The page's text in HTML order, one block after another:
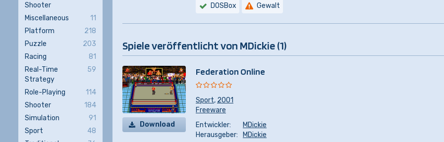
DOSBox Gewalt
Spiele veröffentlicht von MDickie (1)
Download
Federation Online
Sport, 2001
Freeware
Entwickler:
MDickie
Herausgeber:
MDickie
Shooter
Miscellaneous
11
Platform
218
Puzzle
203
Racing
81
Real-Time
Strategy
59
Role-Playing
114
Shooter
184
Simulation
91
Sport
48